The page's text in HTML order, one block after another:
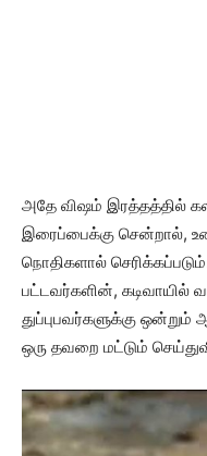
அதே விஷம் இரத்தத்தில்
இரைப்பைக்கு சென்றால்,
நொதிகளால்
பட்டவர்களின், கடிவாயில்
துப்புபவர்களுக்கு
ஒரு தவறை மட்டும்